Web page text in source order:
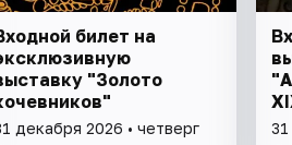
билет на
"Золото
декабря 2026 • четверг